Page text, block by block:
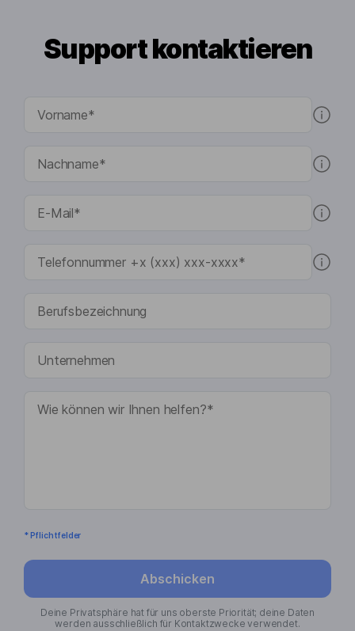
Support kontaktieren
* Pflichtfelder
Abschicken
Deine Privatsphäre hat für uns oberste Priorität; deine Daten
werden ausschließlich für Kontaktzwecke verwendet.